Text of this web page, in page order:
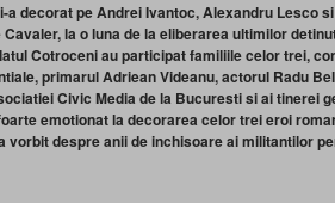
a decorat pe Andrei Ivantoc, Alexandru Lesco
Cavaler, la o luna de la eliberarea ultimilor
Cotroceni au participat familiile celor trei,
primarul Adriean Videanu, actorul Radu
Civic Media de la Bucuresti si ai tinerei
emotionat la decorarea celor trei eroi
vorbit despre anii de inchisoare ai militantilor